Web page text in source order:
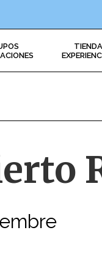
TIENDA